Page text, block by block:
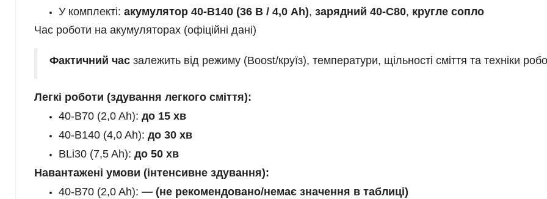
У комплекті: акумулятор 40-B140 (36 В / 4,0 Ah), зарядний 40-C80, кругле сопло
Час роботи на акумуляторах (офіційні дані)
Фактичний час залежить від режиму (Boost/круїз), температури, щільності сміття та техніки
Легкі роботи (здування легкого сміття):
40-B70 (2,0 Ah): до 15 хв
40-B140 (4,0 Ah): до 30 хв
BLi30 (7,5 Ah): до 50 хв
Навантажені умови (інтенсивне здування):
40-B70 (2,0 Ah): — (не рекомендовано/немає значення в таблиці)